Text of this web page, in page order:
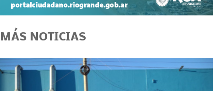
MÁS NOTICIAS